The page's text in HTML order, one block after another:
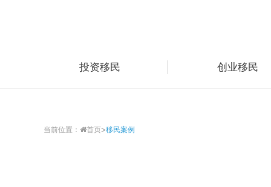
投资移民 创业移民
当前位置： 首页>移民案例